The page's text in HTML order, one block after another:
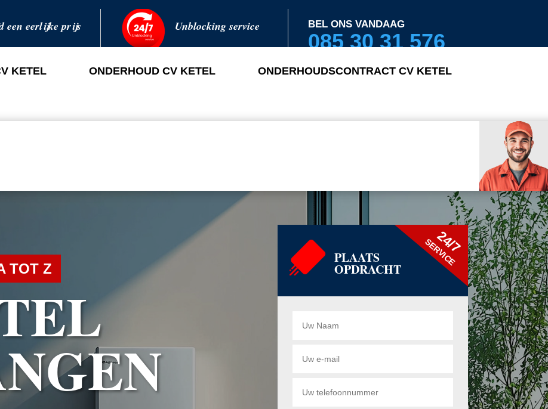
een eerlijke prijs Unblocking service BEL ONS VANDAAG
085 30 31 576
KETEL ONDERHOUD CV KETEL ONDERHOUDSCONTRACT CV KETEL
TOT Z
PLAATS
OPDRACHT
24/7
SERVICE